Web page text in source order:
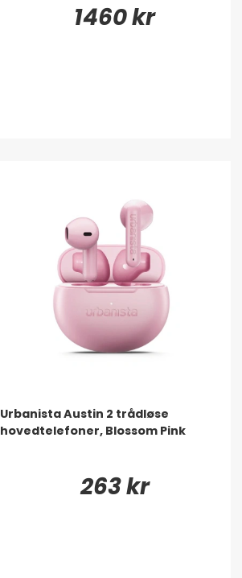
1460 kr
Urbanista Austin 2 trådløse
hovedtelefoner, Blossom Pink
263 kr